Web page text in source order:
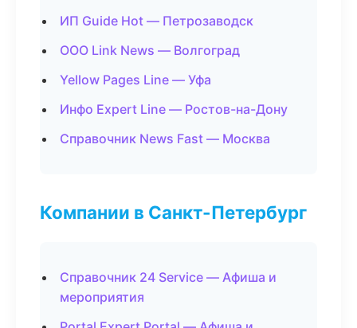
ИП Guide Hot — Петрозаводск
ООО Link News — Волгоград
Yellow Pages Line — Уфа
Инфо Expert Line — Ростов-на-Дону
Справочник News Fast — Москва
Компании в Санкт-Петербург
Справочник 24 Service — Афиша и
мероприятия